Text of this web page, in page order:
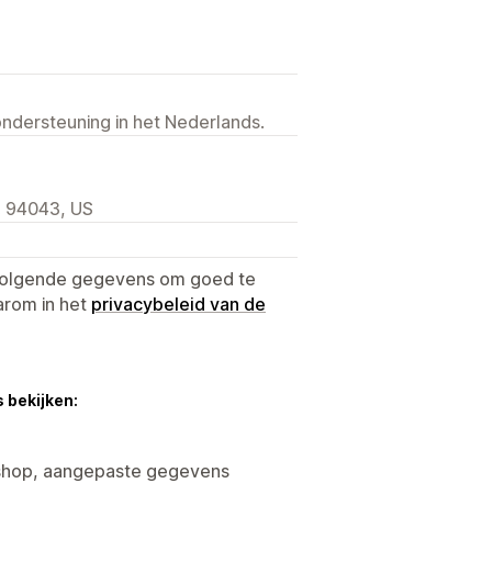
in het Nederlands.
94043, US
gegevens om goed te
in het privacybeleid van de
bekijken:
aangepaste gegevens